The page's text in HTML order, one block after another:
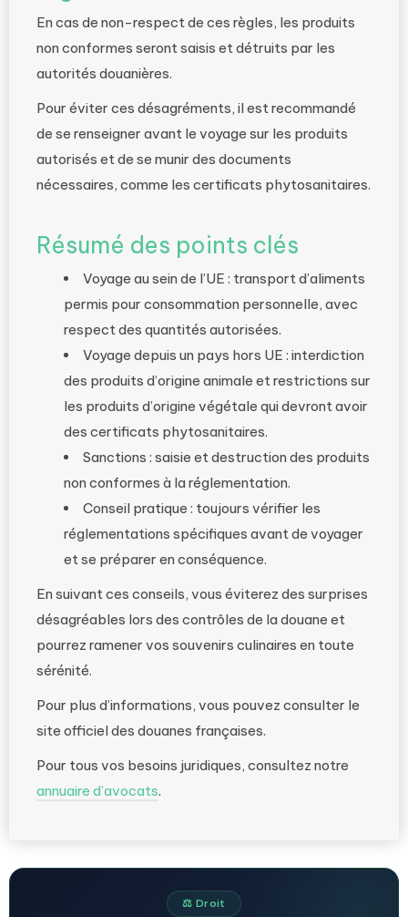
En cas de non-respect de ces règles, les produits
non conformes seront saisis et détruits par les
autorités douanières.
Pour éviter ces désagréments, il est recommandé
de se renseigner avant le voyage sur les produits
autorisés et de se munir des documents
nécessaires, comme les certificats phytosanitaires.
Résumé des points clés
Voyage au sein de l’UE : transport d’aliments
permis pour consommation personnelle, avec
respect des quantités autorisées.
Voyage depuis un pays hors UE : interdiction
des produits d’origine animale et restrictions sur
les produits d’origine végétale qui devront avoir
des certificats phytosanitaires.
Sanctions : saisie et destruction des produits
non conformes à la réglementation.
Conseil pratique : toujours vérifier les
réglementations spécifiques avant de voyager
et se préparer en conséquence.
En suivant ces conseils, vous éviterez des surprises
désagréables lors des contrôles de la douane et
pourrez ramener vos souvenirs culinaires en toute
sérénité.
Pour plus d’informations, vous pouvez consulter le
site officiel des douanes françaises.
Pour tous vos besoins juridiques, consultez notre
annuaire d’avocats.
⚖️ Droit